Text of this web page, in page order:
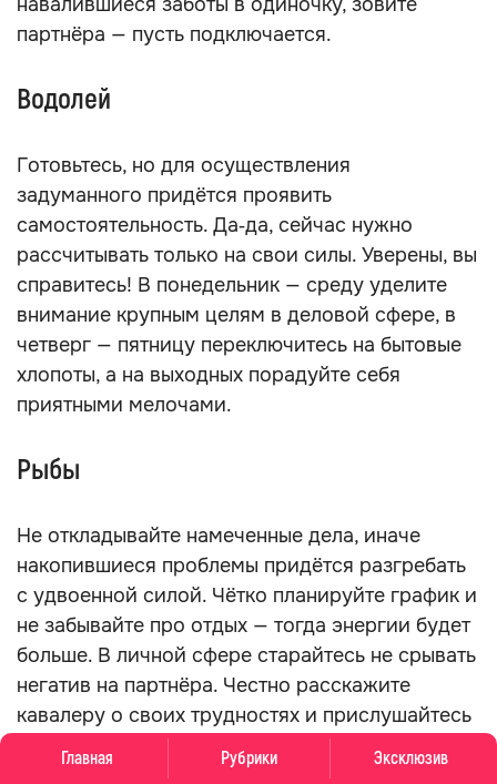
Главная Рубрики Эксклюзив
партнёра — пусть подключается.
Водолей
Готовьтесь, но для осуществления
задуманного придётся проявить
самостоятельность. Да‑да, сейчас нужно
рассчитывать только на свои силы. Уверены, вы
справитесь! В понедельник — среду уделите
внимание крупным целям в деловой сфере, в
четверг — пятницу переключитесь на бытовые
хлопоты, а на выходных порадуйте себя
приятными мелочами.
Рыбы
Не откладывайте намеченные дела, иначе
накопившиеся проблемы придётся разгребать
с удвоенной силой. Чётко планируйте график и
не забывайте про отдых — тогда энергии будет
больше. В личной сфере старайтесь не срывать
негатив на партнёра. Честно расскажите
кавалеру о своих трудностях и прислушайтесь
к его советам. Мнение со стороны вам